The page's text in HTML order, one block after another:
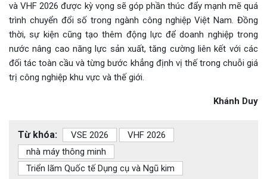
và VHF 2026 được kỳ vọng sẽ góp phần thúc đẩy mạnh mẽ quá
trình chuyển đổi số trong ngành công nghiệp Việt Nam. Đồng
thời, sự kiện cũng tạo thêm động lực để doanh nghiệp trong
nước nâng cao năng lực sản xuất, tăng cường liên kết với các
đối tác toàn cầu và từng bước khẳng định vị thế trong chuỗi giá
trị công nghiệp khu vực và thế giới.
Khánh Duy
Từ khóa: VSE 2026
VHF 2026
nhà máy thông minh
Triển lãm Quốc tế Dụng cụ và Ngũ kim